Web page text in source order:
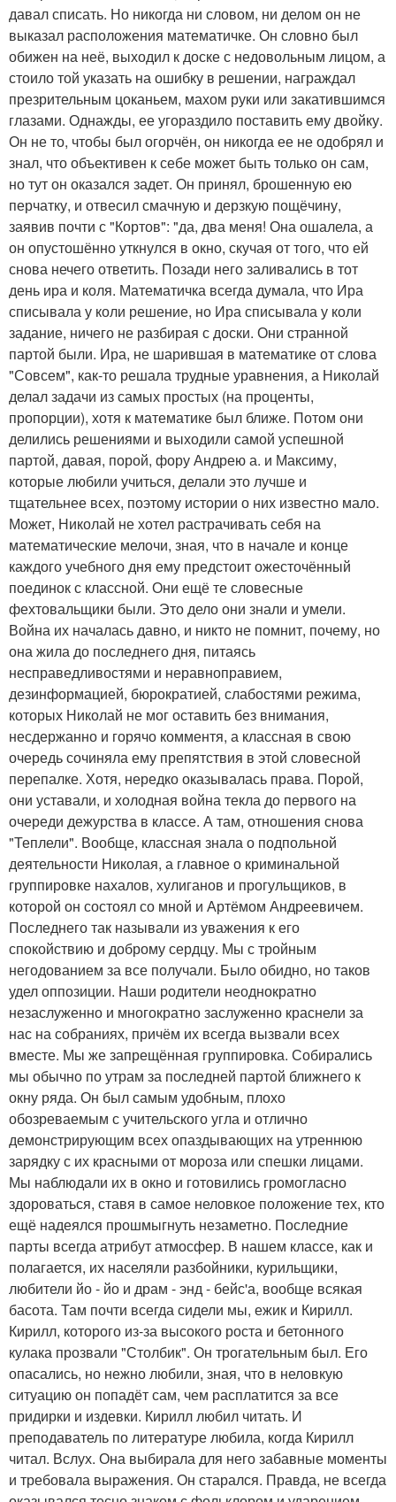
давал списать. Но никогда ни словом, ни делом он не
выказал расположения математичке. Он словно был
обижен на неё, выходил к доске с недовольным лицом, а
стоило той указать на ошибку в решении, награждал
презрительным цоканьем, махом руки или закатившимся
глазами. Однажды, ее угораздило поставить ему двойку.
Он не то, чтобы был огорчён, он никогда ее не одобрял и
знал, что объективен к себе может быть только он сам,
но тут он оказался задет. Он принял, брошенную ею
перчатку, и отвесил смачную и дерзкую пощёчину,
заявив почти с "Кортов": "да, два меня! Она ошалела, а
он опустошённо уткнулся в окно, скучая от того, что ей
снова нечего ответить. Позади него заливались в тот
день ира и коля. Математичка всегда думала, что Ира
списывала у коли решение, но Ира списывала у коли
задание, ничего не разбирая с доски. Они странной
партой были. Ира, не шарившая в математике от слова
"Совсем", как-то решала трудные уравнения, а Николай
делал задачи из самых простых (на проценты,
пропорции), хотя к математике был ближе. Потом они
делились решениями и выходили самой успешной
партой, давая, порой, фору Андрею а. и Максиму,
которые любили учиться, делали это лучше и
тщательнее всех, поэтому истории о них известно мало.
Может, Николай не хотел растрачивать себя на
математические мелочи, зная, что в начале и конце
каждого учебного дня ему предстоит ожесточённый
поединок с классной. Они ещё те словесные
фехтовальщики были. Это дело они знали и умели.
Война их началась давно, и никто не помнит, почему, но
она жила до последнего дня, питаясь
несправедливостями и неравноправием,
дезинформацией, бюрократией, слабостями режима,
которых Николай не мог оставить без внимания,
несдержанно и горячо комментя, а классная в свою
очередь сочиняла ему препятствия в этой словесной
перепалке. Хотя, нередко оказывалась права. Порой,
они уставали, и холодная война текла до первого на
очереди дежурства в классе. А там, отношения снова
"Теплели". Вообще, классная знала о подпольной
деятельности Николая, а главное о криминальной
группировке нахалов, хулиганов и прогульщиков, в
которой он состоял со мной и Артёмом Андреевичем.
Последнего так называли из уважения к его
спокойствию и доброму сердцу. Мы с тройным
негодованием за все получали. Было обидно, но таков
удел оппозиции. Наши родители неоднократно
незаслуженно и многократно заслуженно краснели за
нас на собраниях, причём их всегда вызвали всех
вместе. Мы же запрещённая группировка. Собирались
мы обычно по утрам за последней партой ближнего к
окну ряда. Он был самым удобным, плохо
обозреваемым с учительского угла и отлично
демонстрирующим всех опаздывающих на утреннюю
зарядку с их красными от мороза или спешки лицами.
Мы наблюдали их в окно и готовились громогласно
здороваться, ставя в самое неловкое положение тех, кто
ещё надеялся прошмыгнуть незаметно. Последние
парты всегда атрибут атмосфер. В нашем классе, как и
полагается, их населяли разбойники, курильщики,
любители йо - йо и драм - энд - бейс'а, вообще всякая
басота. Там почти всегда сидели мы, ежик и Кирилл.
Кирилл, которого из-за высокого роста и бетонного
кулака прозвали "Столбик". Он трогательным был. Его
опасались, но нежно любили, зная, что в неловкую
ситуацию он попадёт сам, чем расплатится за все
придирки и издевки. Кирилл любил читать. И
преподаватель по литературе любила, когда Кирилл
читал. Вслух. Она выбирала для него забавные моменты
и требовала выражения. Он старался. Правда, не всегда